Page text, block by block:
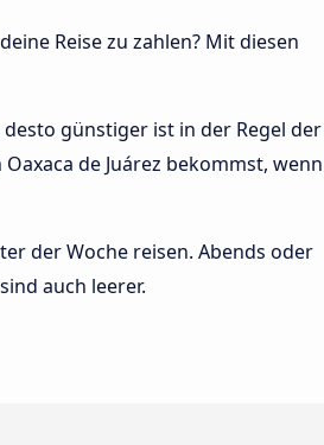
Reise zu zahlen? Mit diesen
desto günstiger ist in der Regel der
de Juárez bekommst,
der Woche reisen. Abends oder
auch leerer.